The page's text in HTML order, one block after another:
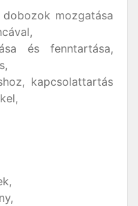
mozgatása
és fenntartása,
kapcsolattartás